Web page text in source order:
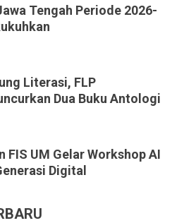
Tengah Periode 2026-
Literasi, FLP
Dua Buku Antologi
FIS UM Gelar Workshop AI
Digital